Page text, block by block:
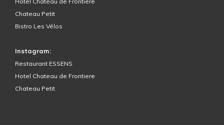
Chateau Petit
Bistro Les Vélos
Instagram:
Restaurant ESSENS
Hotel Chateau de Frontiere
Chateau Petit